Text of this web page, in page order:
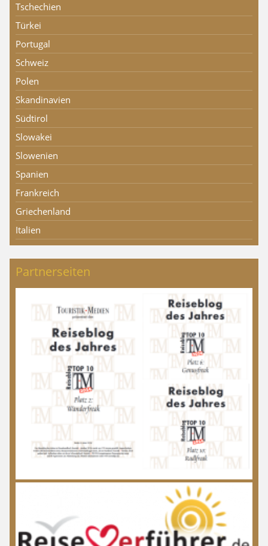
Tschechien
Türkei
Portugal
Schweiz
Polen
Skandinavien
Südtirol
Slowakei
Slowenien
Spanien
Frankreich
Griechenland
Italien
Partnerseiten